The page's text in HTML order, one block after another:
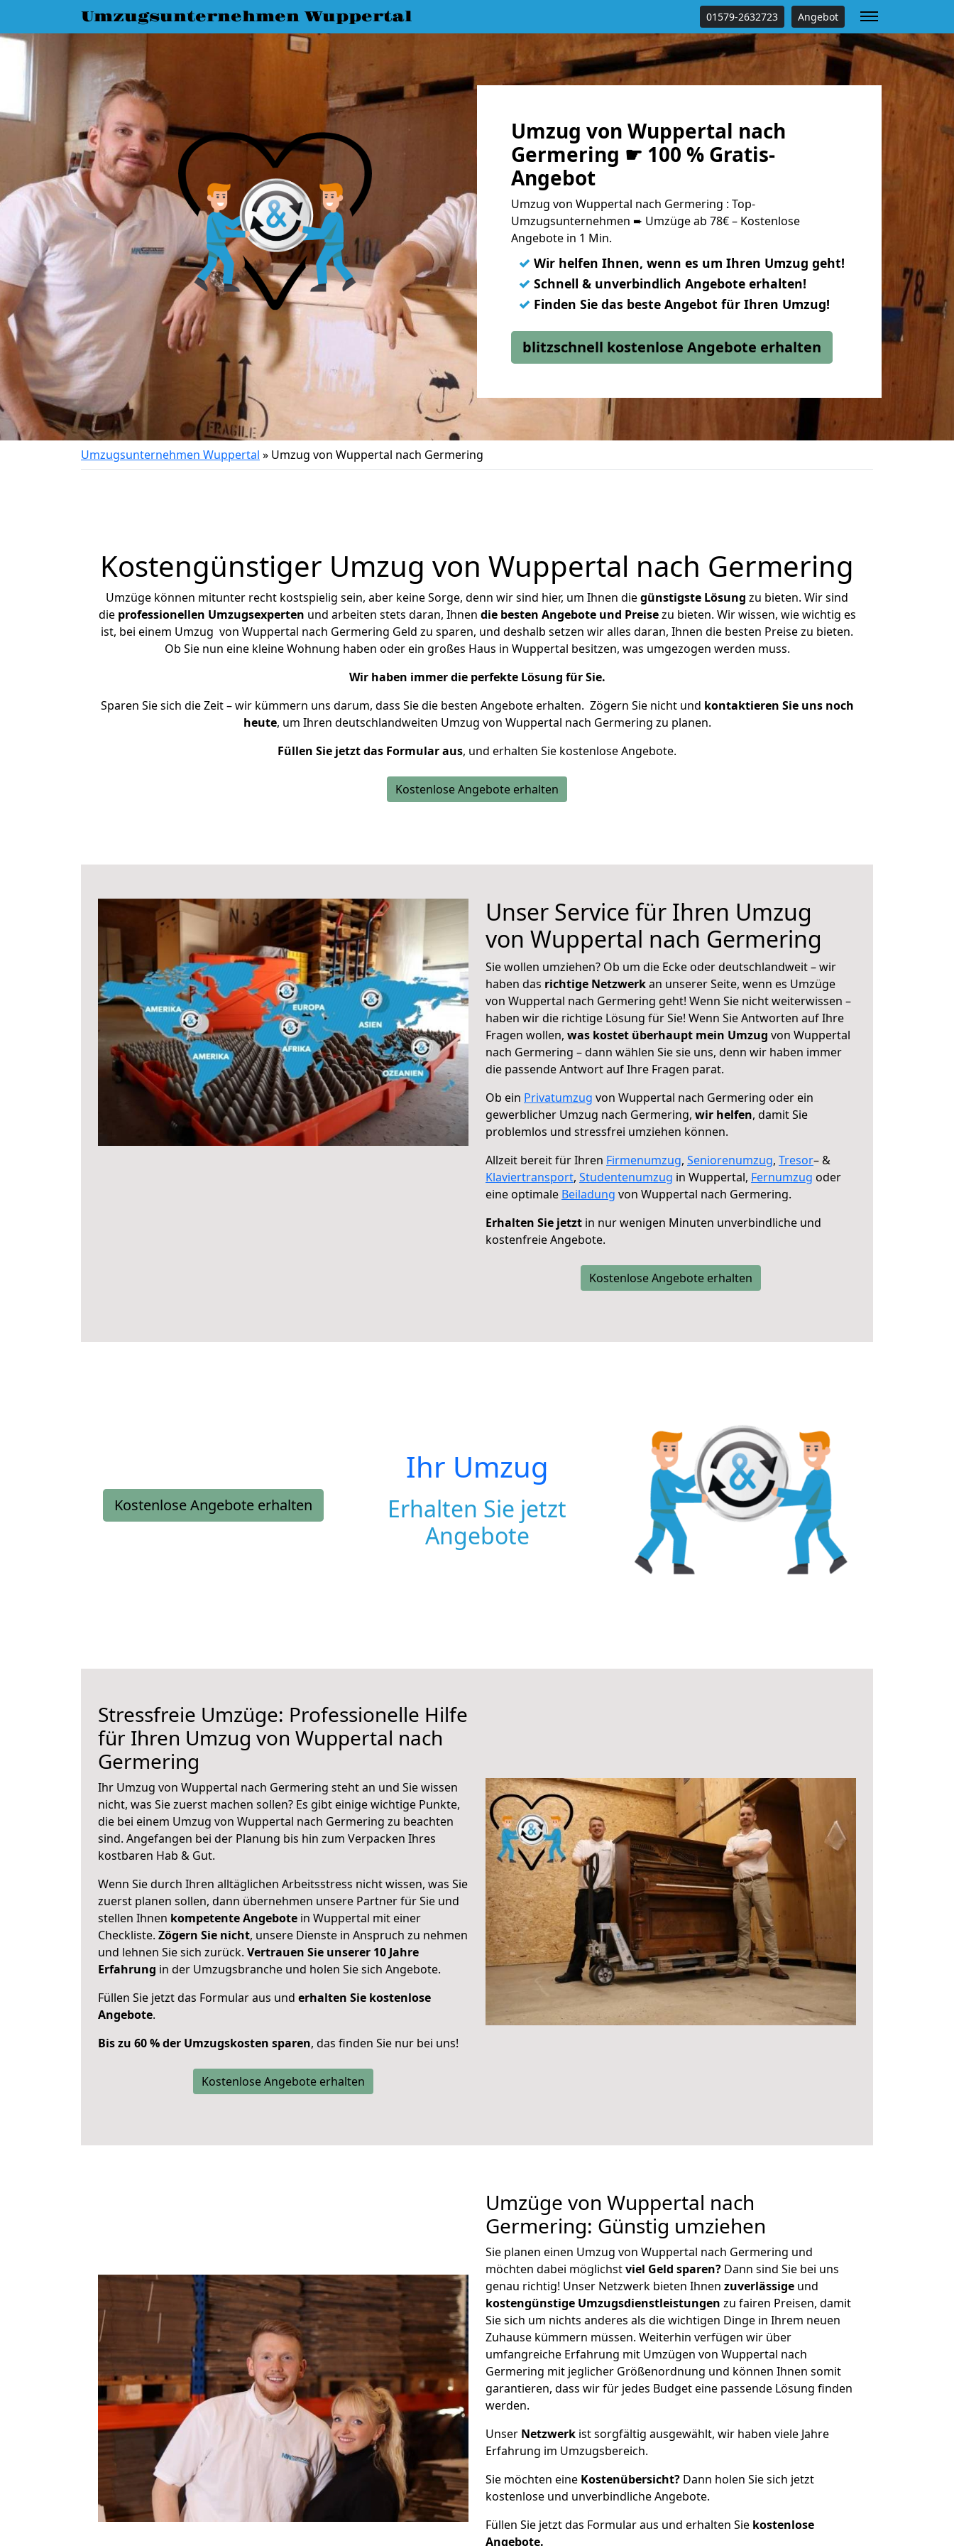
Umzugsunternehmen Wuppertal 01579-2632723 Angebot
Umzug von Wuppertal nach
Germering ☛ 100 % Gratis-
Angebot
Umzug von Wuppertal nach Germering : Top-
Umzugsunternehmen ➨ Umzüge ab 78€ – Kostenlose
Angebote in 1 Min.
✓ Wir helfen Ihnen, wenn es um Ihren Umzug geht!
✓ Schnell & unverbindlich Angebote erhalten!
✓ Finden Sie das beste Angebot für Ihren Umzug!
blitzschnell kostenlose Angebote erhalten
Umzugsunternehmen Wuppertal » Umzug von Wuppertal nach Germering
Kostengünstiger Umzug von Wuppertal nach Germering
Umzüge können mitunter recht kostspielig sein, aber keine Sorge, denn wir sind hier, um Ihnen diegünstigste Lösung zu bieten. Wir sind
die professionellen Umzugsexperten und arbeiten stets daran, Ihnen die besten Angebote und Preisezu bieten. Wir wissen, wie wichtig es
ist, bei einem Umzug von Wuppertal nach Germering Geld zu sparen, und deshalb setzen wir alles daran, Ihnen die besten Preise zu bieten.
Ob Sie nun eine kleine Wohnung haben oder ein großes Haus in Wuppertal besitzen, was umgezogen werden muss.
Wir haben immer die perfekte Lösung für Sie.
Sparen Sie sich die Zeit – wir kümmern uns darum, dass Sie die besten Angebote erhalten. Zögern Sie nicht und kontaktieren Sie uns noch
heute, um Ihren deutschlandweiten Umzug von Wuppertal nach Germering zu planen.
Füllen Sie jetzt das Formular aus, und erhalten Sie kostenlose Angebote.
Kostenlose Angebote erhalten
Unser Service für Ihren Umzug
von Wuppertal nach Germering
Sie wollen umziehen? Ob um die Ecke oder deutschlandweit – wir
haben das richtige Netzwerkan unserer Seite, wenn es Umzüge
von Wuppertal nach Germering geht! Wenn Sie nicht weiterwissen –
haben wir die richtige Lösung für Sie! Wenn Sie Antworten auf Ihre
Fragen wollen, was kostet überhaupt mein Umzug von Wuppertal
nach Germering – dann wählen Sie sie uns, denn wir haben immer
die passende Antwort auf Ihre Fragen parat.
Ob ein Privatumzug von Wuppertal nach Germering oder ein
gewerblicher Umzug nach Germering, wir helfen, damit Sie
problemlos und stressfrei umziehen können.
Allzeit bereit für Ihren Firmenumzug, Seniorenumzug, Tresor– &
Klaviertransport, Studentenumzug in Wuppertal, Fernumzug oder
eine optimale Beiladung von Wuppertal nach Germering.
Erhalten Sie jetzt in nur wenigen Minuten unverbindliche und
kostenfreie Angebote.
Kostenlose Angebote erhalten
Kostenlose Angebote erhalten
Ihr Umzug
Erhalten Sie jetzt
Angebote
Stressfreie Umzüge: Professionelle Hilfe
für Ihren Umzug von Wuppertal nach
Germering
Ihr Umzug von Wuppertal nach Germering steht an und Sie wissen
nicht, was Sie zuerst machen sollen? Es gibt einige wichtige Punkte,
die bei einem Umzug von Wuppertal nach Germering zu beachten
sind. Angefangen bei der Planung bis hin zum Verpacken Ihres
kostbaren Hab & Gut.
Wenn Sie durch Ihren alltäglichen Arbeitsstress nicht wissen, was Sie
zuerst planen sollen, dann übernehmen unsere Partner für Sie und
stellen Ihnen kompetente Angebote in Wuppertal mit einer
Checkliste. Zögern Sie nicht, unsere Dienste in Anspruch zu nehmen
und lehnen Sie sich zurück. Vertrauen Sie unserer 10 Jahre
Erfahrung in der Umzugsbranche und holen Sie sich Angebote.
Füllen Sie jetzt das Formular aus und erhalten Sie kostenlose
Angebote.
Bis zu 60 % der Umzugskosten sparen, das finden Sie nur bei uns!
Kostenlose Angebote erhalten
Umzüge von Wuppertal nach
Germering: Günstig umziehen
Sie planen einen Umzug von Wuppertal nach Germering und
möchten dabei möglichstviel Geld sparen? Dann sind Sie bei uns
genau richtig! Unser Netzwerk bieten Ihnen zuverlässige und
kostengünstige Umzugsdienstleistungen zu fairen Preisen, damit
Sie sich um nichts anderes als die wichtigen Dinge in Ihrem neuen
Zuhause kümmern müssen. Weiterhin verfügen wir über
umfangreiche Erfahrung mit Umzügen von Wuppertal nach
Germering mit jeglicher Größenordnung und können Ihnen somit
garantieren, dass wir für jedes Budget eine passende Lösung finden
werden.
Unser Netzwerk ist sorgfältig ausgewählt, wir haben viele Jahre
Erfahrung im Umzugsbereich.
Sie möchten eine Kostenübersicht? Dann holen Sie sich jetzt
kostenlose und unverbindliche Angebote.
Füllen Sie jetzt das Formular aus und erhalten Sie kostenlose
Angebote.